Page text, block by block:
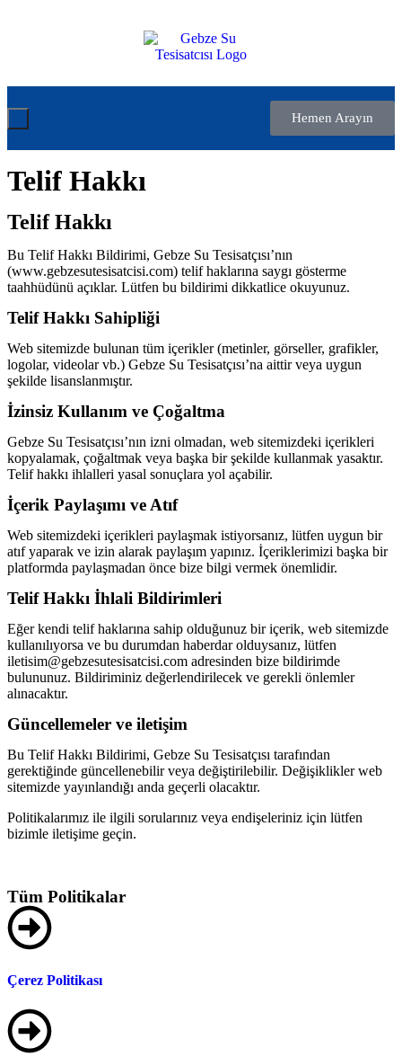
Hemen Arayın
Telif Hakkı
Telif Hakkı
Bu Telif Hakkı Bildirimi, Gebze Su Tesisatçısı’nın
(www.gebzesutesisatcisi.com) telif haklarına saygı gösterme
taahhüdünü açıklar. Lütfen bu bildirimi dikkatlice okuyunuz.
Telif Hakkı Sahipliği
Web sitemizde bulunan tüm içerikler (metinler, görseller, grafikler,
logolar, videolar vb.) Gebze Su Tesisatçısı’na aittir veya uygun
şekilde lisanslanmıştır.
İzinsiz Kullanım ve Çoğaltma
Gebze Su Tesisatçısı’nın izni olmadan, web sitemizdeki içerikleri
kopyalamak, çoğaltmak veya başka bir şekilde kullanmak yasaktır.
Telif hakkı ihlalleri yasal sonuçlara yol açabilir.
İçerik Paylaşımı ve Atıf
Web sitemizdeki içerikleri paylaşmak istiyorsanız, lütfen uygun bir
atıf yaparak ve izin alarak paylaşım yapınız. İçeriklerimizi başka bir
platformda paylaşmadan önce bize bilgi vermek önemlidir.
Telif Hakkı İhlali Bildirimleri
Eğer kendi telif haklarına sahip olduğunuz bir içerik, web sitemizde
kullanılıyorsa ve bu durumdan haberdar olduysanız, lütfen
iletisim@gebzesutesisatcisi.com adresinden bize bildirimde
bulununuz. Bildiriminiz değerlendirilecek ve gerekli önlemler
alınacaktır.
Güncellemeler ve iletişim
Bu Telif Hakkı Bildirimi, Gebze Su Tesisatçısı tarafından
gerektiğinde güncellenebilir veya değiştirilebilir. Değişiklikler web
sitemizde yayınlandığı anda geçerli olacaktır.
Politikalarımız ile ilgili sorularınız veya endişeleriniz için lütfen
bizimle iletişime geçin.
Tüm Politikalar
Çerez Politikası